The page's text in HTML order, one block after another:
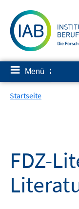
zum
Inhalt
≡ Menü ✘
Startseite
FDZ-